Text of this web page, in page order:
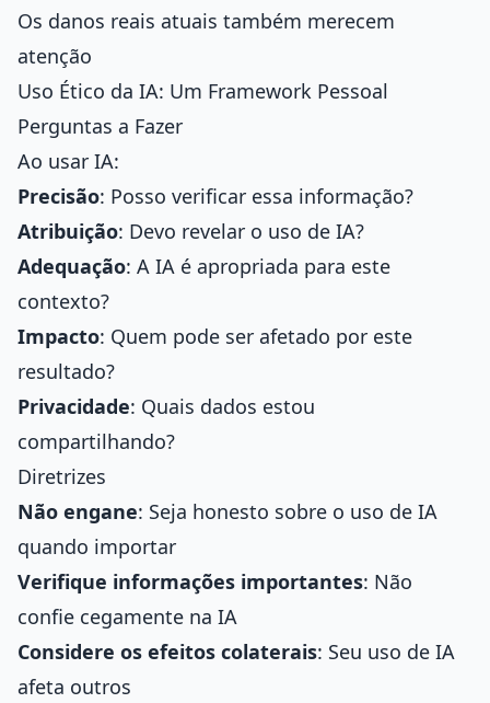
Os danos reais atuais também merecem
atenção
Uso Ético da IA: Um Framework Pessoal
Perguntas a Fazer
Ao usar IA:
Precisão: Posso verificar essa informação?
Atribuição: Devo revelar o uso de IA?
Adequação: A IA é apropriada para este
contexto?
Impacto: Quem pode ser afetado por este
resultado?
Privacidade: Quais dados estou
compartilhando?
Diretrizes
Não engane: Seja honesto sobre o uso de IA
quando importar
Verifique informações importantes: Não
confie cegamente na IA
Considere os efeitos colaterais: Seu uso de IA
afeta outros